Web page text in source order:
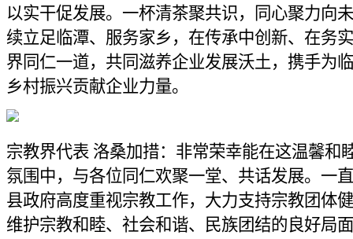
以实干促发展。一杯清茶聚共识，同心聚力向
续立足临潭、服务家乡，在传承中创新、在务
界同仁一道，共同滋养企业发展沃土，携手为
乡村振兴贡献企业力量。
宗教界代表 洛桑加措：非常荣幸能在这温馨和
氛围中，与各位同仁欢聚一堂、共话发展。一
县政府高度重视宗教工作，大力支持宗教团体
维护宗教和睦、社会和谐、民族团结的良好局